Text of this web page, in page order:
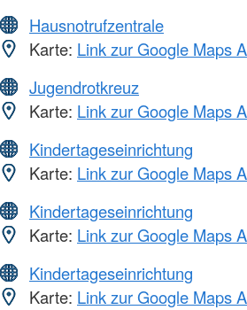
Hausnotrufzentrale
Karte: Link zur Google Maps
Jugendrotkreuz
Karte: Link zur Google Maps
Kindertageseinrichtung
Karte: Link zur Google Maps
Kindertageseinrichtung
Karte: Link zur Google Maps
Kindertageseinrichtung
Karte: Link zur Google Maps